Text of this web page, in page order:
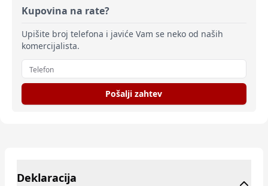
Kupovina na rate?
Upišite broj telefona i javiće Vam se neko od naših
komercijalista.
Pošalji zahtev
Deklaracija